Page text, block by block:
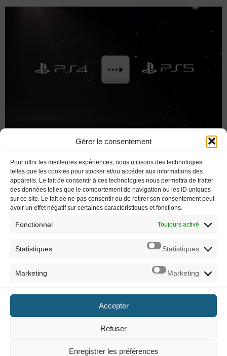
Gérer le consentement
Pour offrir les meilleures expériences, nous utilisons des technologies
telles que les cookies pour stocker et/ou accéder aux informations des
appareils. Le fait de consentir à ces technologies nous permettra de traiter
des données telles que le comportement de navigation ou les ID uniques
sur ce site. Le fait de ne pas consentir ou de retirer son consentement peut
avoir un effet négatif sur certaines caractéristiques et fonctions.
Fonctionnel Toujours activé
Statistiques Statistiques
Marketing Marketing
Accepter
Refuser
Enregistrer les préférences
[Tuto] Jouer à vos jeux PS4 sur PS5 : transfert,
sauvegarde, compatibilité…
Imerod.fr est un site traitant de l'univers du jeu vidéo. Toute
reproduction partielle ou complète sans autorisation préalable est
Mentions légales